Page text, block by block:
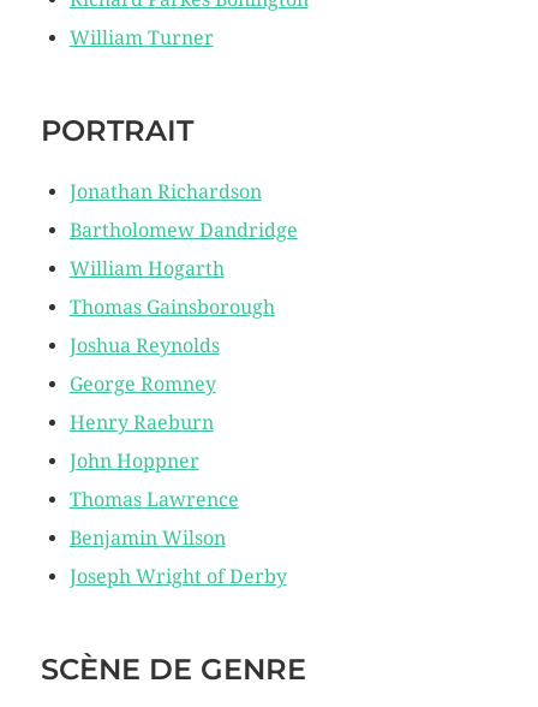
William Turner
PORTRAIT
Jonathan Richardson
Bartholomew Dandridge
William Hogarth
Thomas Gainsborough
Joshua Reynolds
George Romney
Henry Raeburn
John Hoppner
Thomas Lawrence
Benjamin Wilson
Joseph Wright of Derby
SCÈNE DE GENRE